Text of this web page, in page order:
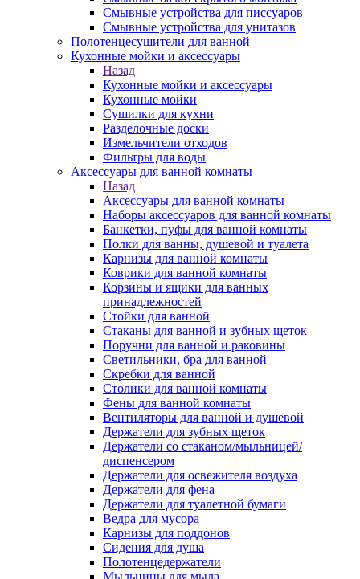
Смывные устройства для писсуаров
Смывные устройства для унитазов
Полотенцесушители для ванной
Кухонные мойки и аксессуары
Назад
Кухонные мойки и аксессуары
Кухонные мойки
Сушилки для кухни
Разделочные доски
Измельчители отходов
Фильтры для воды
Аксессуары для ванной комнаты
Назад
Аксессуары для ванной комнаты
Наборы аксессуаров для ванной комнаты
Банкетки, пуфы для ванной комнаты
Полки для ванны, душевой и туалета
Карнизы для ванной комнаты
Коврики для ванной комнаты
Корзины и ящики для ванных
принадлежностей
Стойки для ванной
Стаканы для ванной и зубных щеток
Поручни для ванной и раковины
Светильники, бра для ванной
Скребки для ванной
Столики для ванной комнаты
Фены для ванной комнаты
Вентиляторы для ванной и душевой
Держатели для зубных щеток
Держатели со стаканом/мыльницей/
диспенсером
Держатели для освежителя воздуха
Держатели для фена
Держатели для туалетной бумаги
Ведра для мусора
Карнизы для поддонов
Сидения для душа
Полотенцедержатели
Мыльницы для мыла